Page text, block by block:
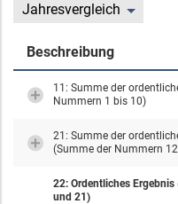
Jahresvergleich
Beschreibung
11: Summe der
Nummern 1 bis 10)
21: Summe der
(Summe der Nummern
22: Ordentliches Ergebnis
und 21)